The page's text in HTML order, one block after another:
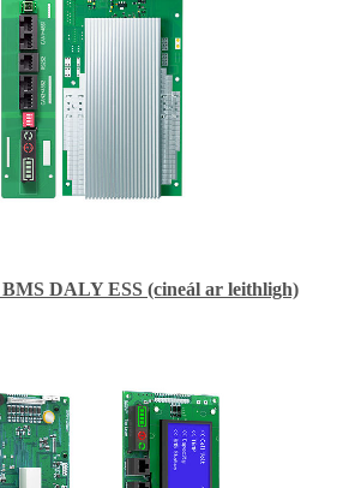
DALY ESS (cineál ar leithligh)